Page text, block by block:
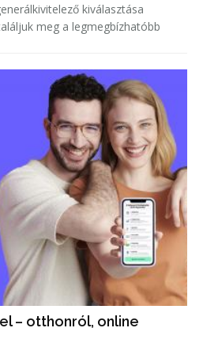
kiválasztása
meg a legmegbízhatóbb
– otthonról, online